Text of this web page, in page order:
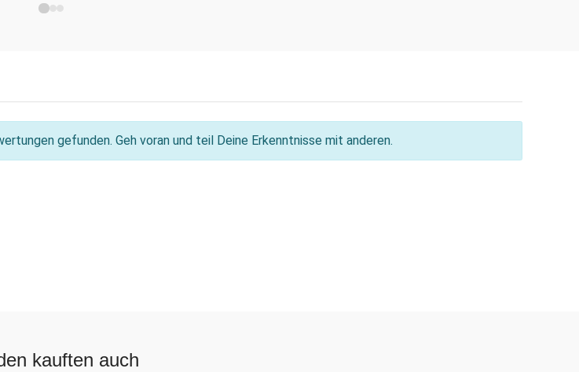
gefunden. Geh voran und teil Deine Erkenntnisse mit anderen.
kauften auch